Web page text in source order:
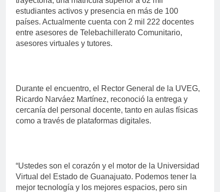
estudiantes activos y presencia en más de 100
países. Actualmente cuenta con 2 mil 222 docentes
entre asesores de Telebachillerato Comunitario,
asesores virtuales y tutores.
Durante el encuentro, el Rector General de la UVEG,
Ricardo Narváez Martínez, reconoció la entrega y
cercanía del personal docente, tanto en aulas físicas
como a través de plataformas digitales.
“Ustedes son el corazón y el motor de la Universidad
Virtual del Estado de Guanajuato. Podemos tener la
mejor tecnología y los mejores espacios, pero sin